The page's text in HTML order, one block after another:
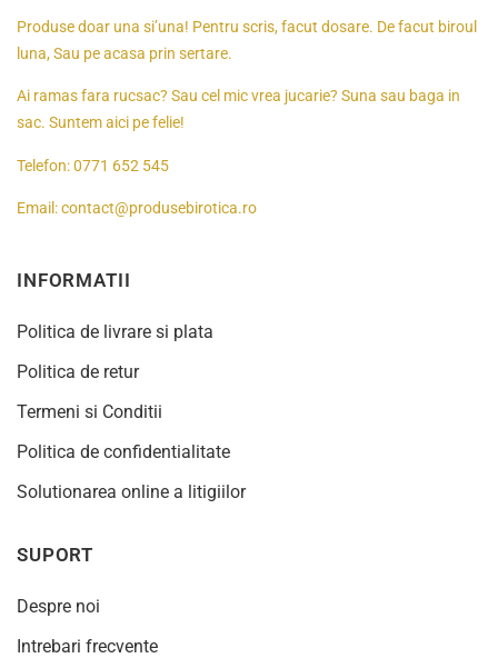
Produse doar una si’una! Pentru scris, facut dosare. De facut biroul
luna, Sau pe acasa prin sertare.
Ai ramas fara rucsac? Sau cel mic vrea jucarie? Suna sau baga in
sac. Suntem aici pe felie!
Telefon:0771 652 545
Email:contact@produsebirotica.ro
INFORMATII
Politica de livrare si plata
Politica de retur
Termeni si Conditii
Politica de confidentialitate
Solutionarea online a litigiilor
SUPORT
Despre noi
Intrebari frecvente